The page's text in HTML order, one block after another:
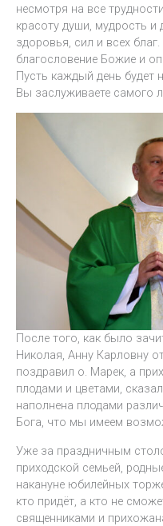
несмотря на все
красоту души, мудрость
здоровья, сил и всех
благословение Божие и
Пусть каждый день будет
Вы заслуживаете самого
После того, как было
Николая, Анну Карловну
поздравил о. Марек, а
плодами и цветами,
наполнена плодами
Бога, что мы имеем
Уже за праздничным
приходской семьей,
накануне юбилейных
кто придёт, а кто не
священниками и